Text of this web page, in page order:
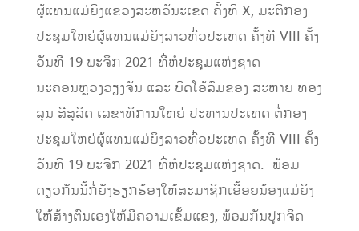
ຜູ້ແທນແມ່ຍິງແຂວງສະຫວັນະເຂດ ຄັ້ງທີ X, ມະຕິກອງ
ປະຊຸມໃຫຍ່ຜູ້ແທນແມ່ຍິງລາວທົ່ວປະເທດ ຄັ້ງທີ VIII ຄັ້ງ
ວັນທີ 19 ພະຈິກ 2021 ທີ່ຫໍປະຊຸມແຫ່ງຊາດ
ນະຄອນຫຼວງວຽງຈັນ ແລະ ບົດໂອ້ລົມຂອງ ສະຫາຍ ທອງ
ລຸນ ສີສຸລິດ ເລຂາທິການໃຫຍ່ ປະທານປະເທດ ຕໍ່ກອງ
ປະຊຸມໃຫຍ່ຜູ້ແທນແມ່ຍິງລາວທົ່ວປະເທດ ຄັ້ງທີ VIII ຄັ້ງ
ວັນທີ 19 ພະຈິກ 2021 ທີ່ຫໍປະຊຸມແຫ່ງຊາດ. ພ້ອມ
ດຽວກັນນີ້ກໍ່ຍັງຮຽກຮ້ອງໃຫ້ສະມາຊິກເອື້ອຍນ້ອງແມ່ຍິງ
ໃຫ້ສ້າງຕົນເອງໃຫ້ມີຄວາມເຂັ້ມແຂງ, ພ້ອມກັນປູກຈິດ